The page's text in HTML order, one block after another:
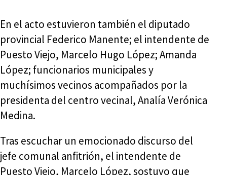
En el acto estuvieron también el diputado
provincial Federico Manente; el intendente de
Puesto Viejo, Marcelo Hugo López; Amanda
López; funcionarios municipales y
muchísimos vecinos acompañados por la
presidenta del centro vecinal, Analía Verónica
Medina.
Tras escuchar un emocionado discurso del
jefe comunal anfitrión, el intendente de
Puesto Viejo, Marcelo López, sostuvo que